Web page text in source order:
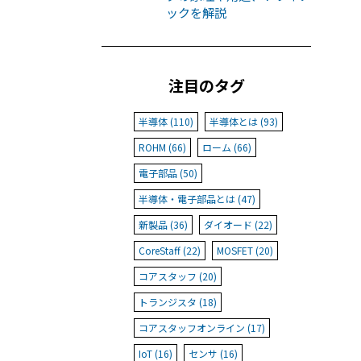
ックを解説
注目のタグ
半導体 (110)
半導体とは (93)
ROHM (66)
ローム (66)
電子部品 (50)
半導体・電子部品とは (47)
新製品 (36)
ダイオード (22)
CoreStaff (22)
MOSFET (20)
コアスタッフ (20)
トランジスタ (18)
コアスタッフオンライン (17)
IoT (16)
センサ (16)